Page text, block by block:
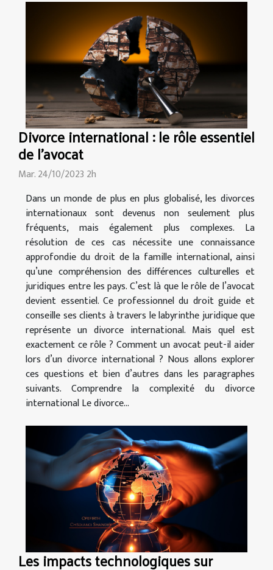
Divorce international : le rôle essentiel
de l'avocat
Mar. 24/10/2023 2h
Dans un monde de plus en plus globalisé, les divorces
internationaux sont devenus non seulement plus
fréquents, mais également plus complexes. La
résolution de ces cas nécessite une connaissance
approfondie du droit de la famille international, ainsi
qu’une compréhension des différences culturelles et
juridiques entre les pays. C’est là que le rôle de l’avocat
devient essentiel. Ce professionnel du droit guide et
conseille ses clients à travers le labyrinthe juridique que
représente un divorce international. Mais quel est
exactement ce rôle ? Comment un avocat peut-il aider
lors d’un divorce international ? Nous allons explorer
ces questions et bien d’autres dans les paragraphes
suivants. Comprendre la complexité du divorce
international Le divorce...
Les impacts technologiques sur